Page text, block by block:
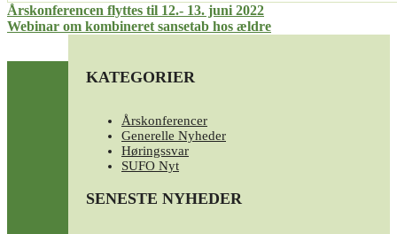
Indlægsnavigation
Årskonferencen flyttes til 12.- 13. juni 2022
Webinar om kombineret sansetab hos ældre
KATEGORIER
Årskonferencer
Generelle Nyheder
Høringssvar
SUFO Nyt
SENESTE NYHEDER